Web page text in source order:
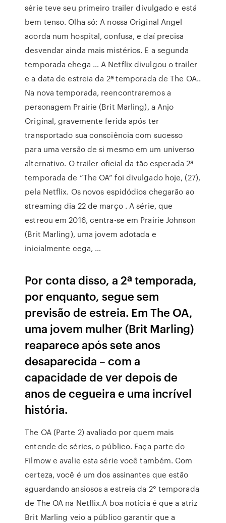
série teve seu primeiro trailer divulgado e está
bem tenso. Olha só: A nossa Original Angel
acorda num hospital, confusa, e daí precisa
desvendar ainda mais mistérios. E a segunda
temporada chega … A Netflix divulgou o trailer
e a data de estreia da 2ª temporada de The OA..
Na nova temporada, reencontraremos a
personagem Prairie (Brit Marling), a Anjo
Original, gravemente ferida após ter
transportado sua consciência com sucesso
para uma versão de si mesmo em um universo
alternativo. O trailer oficial da tão esperada 2ª
temporada de “The OA” foi divulgado hoje, (27),
pela Netflix. Os novos espidódios chegarão ao
streaming dia 22 de março . A série, que
estreou em 2016, centra-se em Prairie Johnson
(Brit Marling), uma jovem adotada e
inicialmente cega, …
Por conta disso, a 2ª temporada,
por enquanto, segue sem
previsão de estreia. Em The OA,
uma jovem mulher (Brit Marling)
reaparece após sete anos
desaparecida – com a
capacidade de ver depois de
anos de cegueira e uma incrível
história.
The OA (Parte 2) avaliado por quem mais
entende de séries, o público. Faça parte do
Filmow e avalie esta série você também. Com
certeza, você é um dos assinantes que estão
aguardando ansiosos a estreia da 2° temporada
de The OA na Netflix.A boa notícia é que a atriz
Brit Marling veio a público garantir que a